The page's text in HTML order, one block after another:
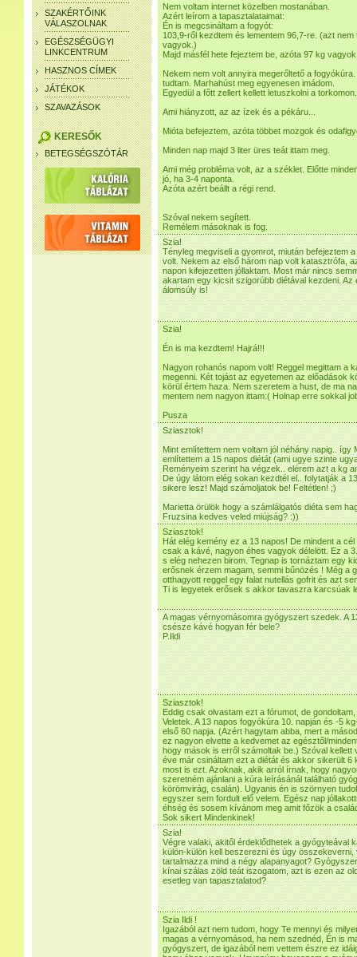
SZAKÉRTŐINK
VÁLASZOLNAK
EGÉSZSÉGÜGYI
LINKCENTRUM
HASZNOS CÍMEK
JÁTÉKOK
SZAVAZÁSOK
KERESŐK
BETEGSÉGSZÓTÁR
Nem voltam internet közelben mostanában.
Azért leírom a tapasztalataimat:
Én is megcsináltam a fogyót:
103,9-ről kezdtem és lementem 96,7-re. (azt
vagyok.)
Majd másfél hete fejeztem be, azóta 97 kg
Nekem nem volt annyira megerőltető a
tudtam. Marhahúst meg egyenesen imádom.
Egyedül a főtt zellert kellett letuszkolni a torkomon.
Ami hiányzott, az az ízek és a pékáru...
Mióta befejeztem, azóta többet mozgok és
Minden nap majd 3 liter üres teát ittam meg.
Ami még probléma volt, az a széklet. Előtte
jó, ha 3-4 naponta.
Azóta azért beállt a régi rend.
Szóval nekem segített.
Remélem másoknak is fog.
Szia!
Tényleg megviseli a gyomrot, miután befejeztem
volt. Nekem az első három nap volt katasztrófa,
napon kifejezetten jóllaktam. Most már nincs
akartam egy kicsit szigorúbb diétával kezdeni.
álomsúly is!
Szia!
Én is ma kezdtem! Hajrá!!!
Nagyon rohanós napom volt! Reggel megittam a
megenni. Két tojást az egyetemen az előadások
körül értem haza. Nem szeretem a hust, de ma
mentem nem nagyon ittam:( Holnap erre sokkal
Pusza
Sziasztok!
Mint említettem nem voltam jól néhány napig.. így
említettem a 15 napos diétát (ami ugye szinte
Reményeim szerint ha végzek.. elérem azt a kg
De úgy látom elég sokan kezdtél el.. folytatják a
sikere lesz! Majd számoljatok be! Feltétlen! ;)
Marietta örülök hogy a számlálgatós diéta sem
Fruzsina kedves veled miújság? :))
Sziasztok!
Hát elég kemény ez a 13 napos! De mindent a
csak a kávé, nagyon éhes vagyok délelött. Ez a
s elég nehezen birom. Tegnap is tornáztam egy
erősnek érzem magam, semmi bűnözés ! Még a
otthagyott reggel egy falat nutellás gofrit és azt
Ti is legyetek erősek s akkor tavaszra karcsúak
A magas vérnyomásomra gyógyszert szedek. A
csésze kávé hogyan fér bele?
P.Ildi
Sziasztok!
Eddig csak olvastam ezt a fórumot, de
Veletek. A 13 napos fogyókúra 10. napján és -5
első 60 napja. (Azért hagytam abba, mert a
ez nagyon elvette a kedvemet az egésztől/
hogy mások is erről számoltak be.) Szóval kellett
éve már csináltam ezt a diétát és akkor sikerült 6
most is ezt. Azoknak, akik arról írnak, hogy
szeretném ajánlani a kúra leírásánál található
körömvirág, csalán). Ugyanis én is szörnyen
egyszer sem fordult elő velem. Egész nap
éhség és sosem kívánom meg amit főzök a
Sok sikert Mindenkinek!
Szia!
Végre valaki, akitől érdeklődhetek a gyógyteával
külön-külön kell beszerezni és úgy összekeverni,
tartalmazza mind a négy alapanyagot?
kínai szálas zöld teát iszogatom, azt is ezen az
esetleg van tapasztalatod?
Szia Ildi !
Igazából azt nem tudom, hogy Te mennyi és
magas a vérnyomásod, ha nem szednéd, Én is
gyógyszert, de igazából nem vettem észre ez